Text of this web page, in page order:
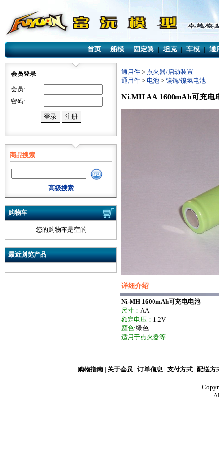
首页|船模|固定翼|坦克|车模 |通
会员登录
会员:
密码:
商品搜索
高级搜索
购物车
您的购物车是空的
最近浏览产品
通用件 > 点火器/启动装置
通用件 > 电池 > 镍镉/镍氢电池
Ni-MH AA 1600mAh可充电
详细介绍
Ni-MH 1600mAh可充电电池
尺寸： AA
额定电压： 1.2V
颜色:绿色
适用于点火器等
购物指南 | 关于会员 | 订单信息 | 支付方式 | 配送方